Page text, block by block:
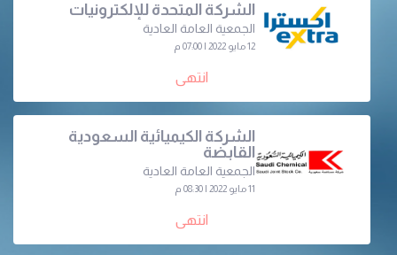
الشركة المتحدة للإلكترونيات
الجمعية العامة العادية
12 مايو 2022 | 07:00 م
انتهى
الشركة الكيميائية السعودية
القابضة
الجمعية العامة العادية
11 مايو 2022 | 08:30 م
انتهى